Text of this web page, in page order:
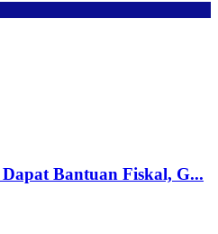
Bantuan Fiskal, G...